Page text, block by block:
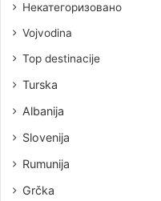
Некатегоризовано
Vojvodina
Top destinacije
Turska
Albanija
Slovenija
Rumunija
Grčka